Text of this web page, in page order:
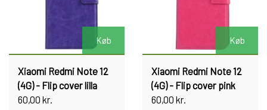
Køb
Xiaomi Redmi Note 12
(4G) - Flip cover lilla
60,00 kr.
Køb
Xiaomi Redmi Note 12
(4G) - Flip cover pink
60,00 kr.